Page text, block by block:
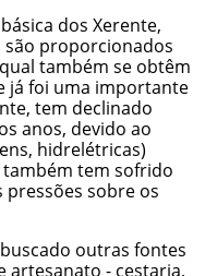
dos Xerente,
são proporcionados
também se obtêm
já foi uma importante
tem declinado
anos, devido ao
hidrelétricas)
também tem sofrido
pressões sobre os
outras fontes
artesanato - cestaria,